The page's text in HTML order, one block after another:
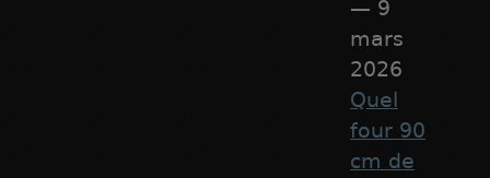
— 9
mars
2026
Quel
four 90
cm de